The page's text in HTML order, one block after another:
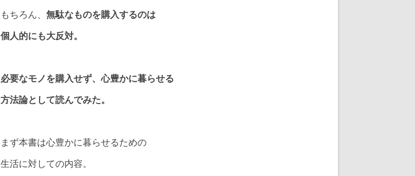
もちろん、無駄なものを購入するのは
個人的にも大反対。
必要なモノを購入せず、心豊かに暮らせる
方法論として読んでみた。
まず本書は心豊かに暮らせるための
生活に対しての内容。